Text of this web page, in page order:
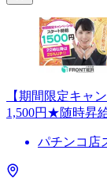
【期間限定キャ
1,500円★随時昇
パチンコ店